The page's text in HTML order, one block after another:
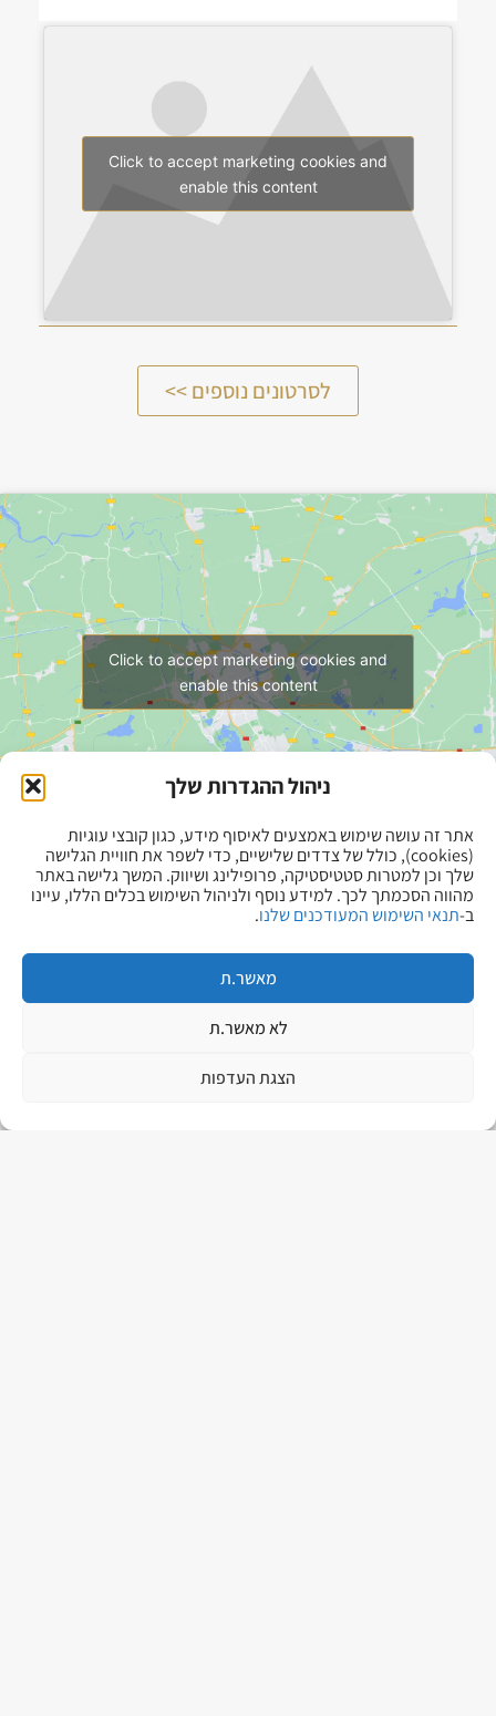
ניהול ההגדרות שלך
אתר זה עושה שימוש באמצעים לאיסוף מידע, כגון קובצי עוגיות
(cookies), כולל של צדדים שלישיים, כדי לשפר את חוויית הגלישה
שלך וכן למטרות סטטיסטיקה, פרופילינג ושיווק. המשך גלישה באתר
מהווה הסכמתך לכך. למידע נוסף ולניהול השימוש בכלים הללו, עיינו
ב-תנאי השימוש המעודכנים שלנו.
מאשר.ת
לא מאשר.ת
הצגת העדפות
Click to accept marketing cookies and
enable this content
לסרטונים נוספים >>
Click to accept marketing cookies and
enable this content
צרו איתנו קשר